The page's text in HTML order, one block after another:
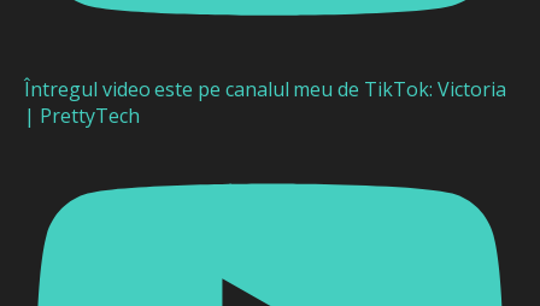
Întregul video este pe canalul meu de TikTok: Victoria
| PrettyTech